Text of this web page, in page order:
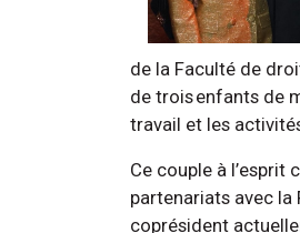
de la Faculté de
de trois enfants de
travail et les
Ce couple à
partenariats avec la
coprésident